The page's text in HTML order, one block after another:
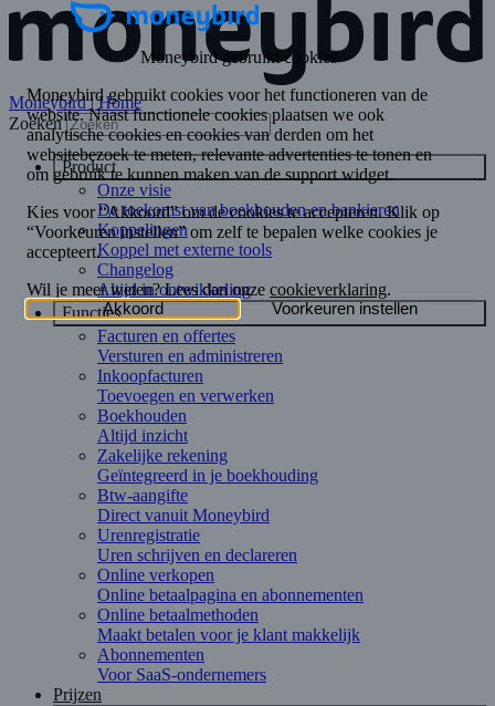
Moneybird | Home
Zoeken
Product
Onze visie
De toekomst van boekhouden en bankieren
Koppelingen
Koppel met externe tools
Changelog
Altijd in ontwikkeling
Functies
Facturen en offertes
Versturen en administreren
Inkoopfacturen
Toevoegen en verwerken
Boekhouden
Altijd inzicht
Zakelijke rekening
Geïntegreerd in je boekhouding
Btw-aangifte
Direct vanuit Moneybird
Urenregistratie
Uren schrijven en declareren
Online verkopen
Online betaalpagina en abonnementen
Online betaalmethoden
Maakt betalen voor je klant makkelijk
Abonnementen
Voor SaaS-ondernemers
Prijzen